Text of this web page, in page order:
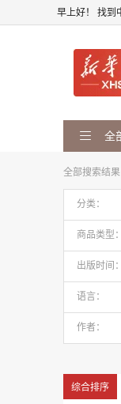
早上好！ 找到
全
全部搜索结果
分类
商品类型
出版时间
语言
作者
综合排序